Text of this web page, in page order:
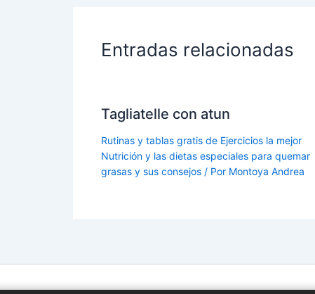
Entradas relacionadas
Tagliatelle con atun
Rutinas y tablas gratis de Ejercicios la mejor
Nutrición y las dietas especiales para quemar
grasas y sus consejos / Por Montoya Andrea